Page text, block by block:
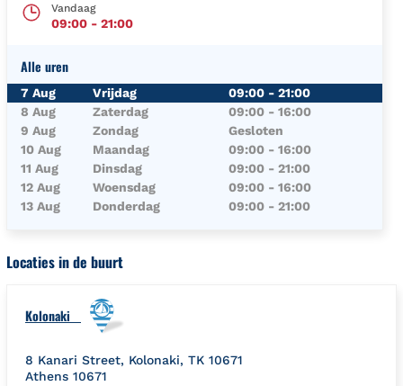
Vandaag
09:00 - 21:00
Alle uren
Dag van de WeekUren
7 Aug Vrijdag 09:00 - 21:00
8 Aug
Zaterdag 09:00 - 16:00
9 Aug
Zondag
Gesloten
10 Aug
Maandag 09:00 - 16:00
11 Aug
Dinsdag 09:00 - 21:00
12 Aug
Woensdag 09:00 - 16:00
13 Aug
Donderdag 09:00 - 21:00
Locaties in de buurt
Kolonaki
8 Kanari Street, Kolonaki, TK 10671
Athens 10671